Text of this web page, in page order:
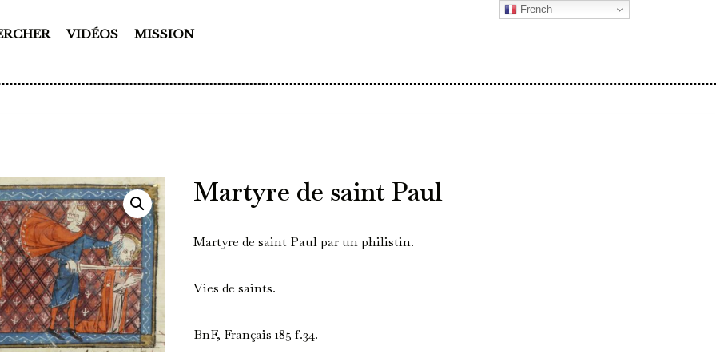
VIDÉOS MISSION
Martyre de saint Paul
Martyre de saint Paul par un philistin.
Vies de saints.
BnF, Français 185 f.34.
French